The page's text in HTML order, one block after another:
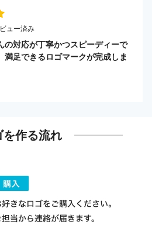
ュー済み
の対応が丁寧かつスピーディーで
満足できるロゴマークが完成しま
を作る流れ